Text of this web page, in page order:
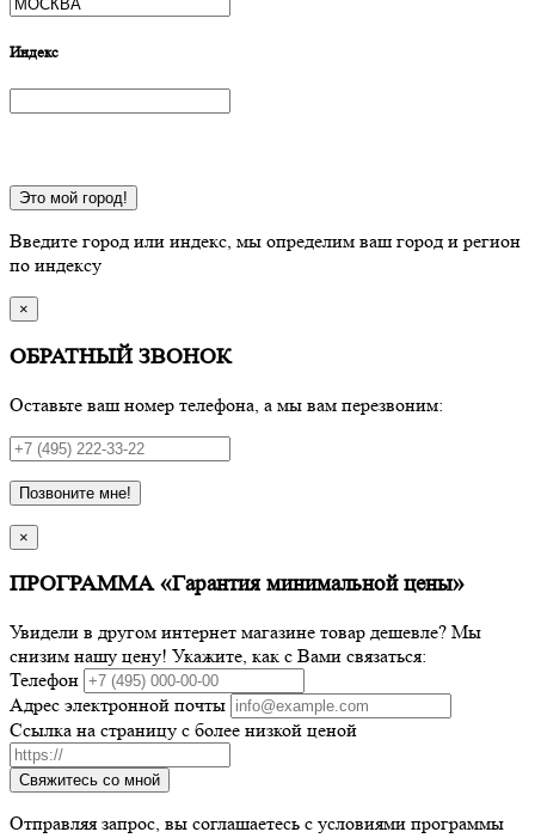
Индекс
Это мой город!
Введите город или индекс, мы определим ваш город и регион
по индексу
×
ОБРАТНЫЙ ЗВОНОК
Оставьте ваш номер телефона, а мы вам перезвоним:
Позвоните мне!
×
ПРОГРАММА «Гарантия минимальной цены»
Увидели в другом интернет магазине товар дешевле? Мы
снизим нашу цену! Укажите, как с Вами связаться:
Телефон
Адрес электронной почты
Ссылка на страницу с более низкой ценой
Свяжитесь со мной
Отправляя запрос, вы соглашаетесь с условиями программы